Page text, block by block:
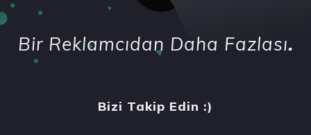
Bir Reklamcıdan Daha Fazlası.
Bizi Takip Edin :)